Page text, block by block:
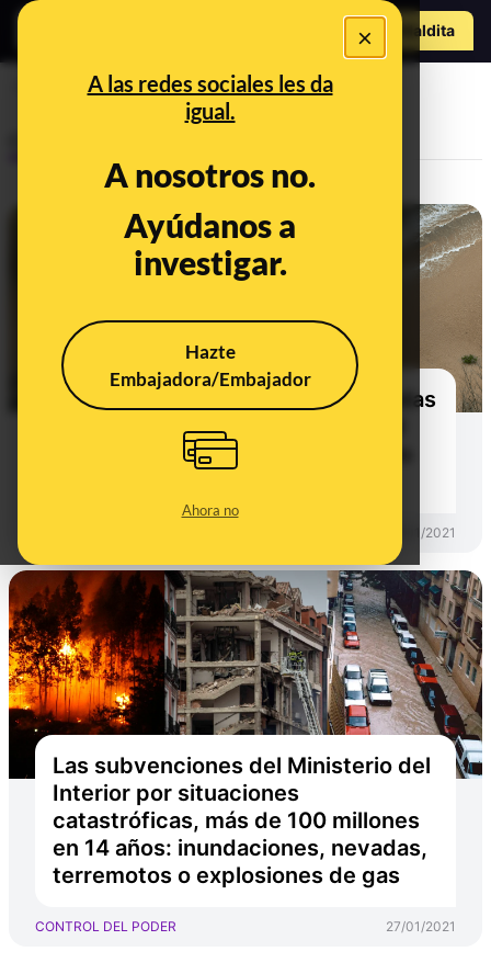
×
A las redes sociales les da
igual.
A nosotros no.
Ayúdanos a
investigar.
Hazte
Embajadora/Embajador
Ahora no
Hazte Maldita
inundaciones
Más de la mitad del gasto en ayudas
por catástrofes del Ministerio del
Interior entre 2006 y 2019 ha sido
28/01/2021
Las subvenciones del Ministerio del
Interior por situaciones
catastróficas, más de 100 millones
en 14 años: inundaciones, nevadas,
terremotos o explosiones de gas
CONTROL DEL PODER 27/01/2021